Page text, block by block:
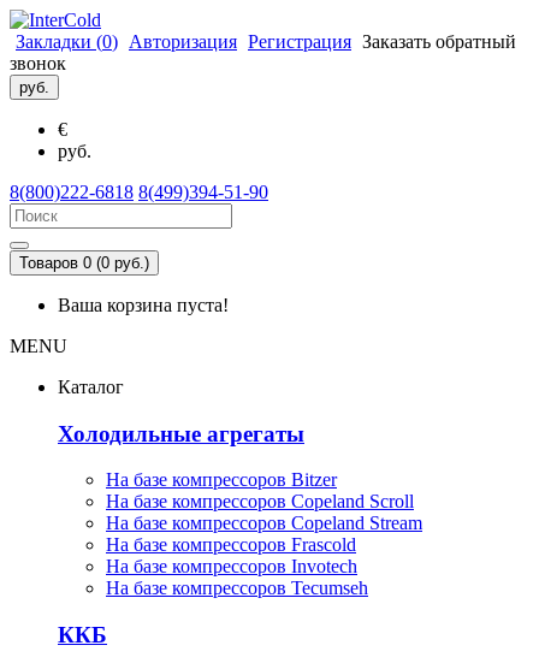
Закладки (0) Авторизация Регистрация Заказать обратный
звонок
руб.
€
руб.
8(800)222-6818 8(499)394-51-90
Товаров 0 (0 руб.)
Ваша корзина пуста!
MENU
Каталог
Холодильные агрегаты
На базе компрессоров Bitzer
На базе компрессоров Copeland Scroll
На базе компрессоров Copeland Stream
На базе компрессоров Frascold
На базе компрессоров Invotech
На базе компрессоров Tecumseh
ККБ